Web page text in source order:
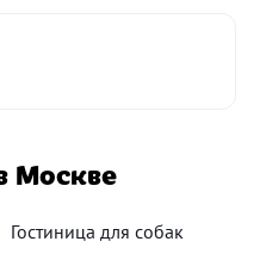
Москве
Гостиница для собак